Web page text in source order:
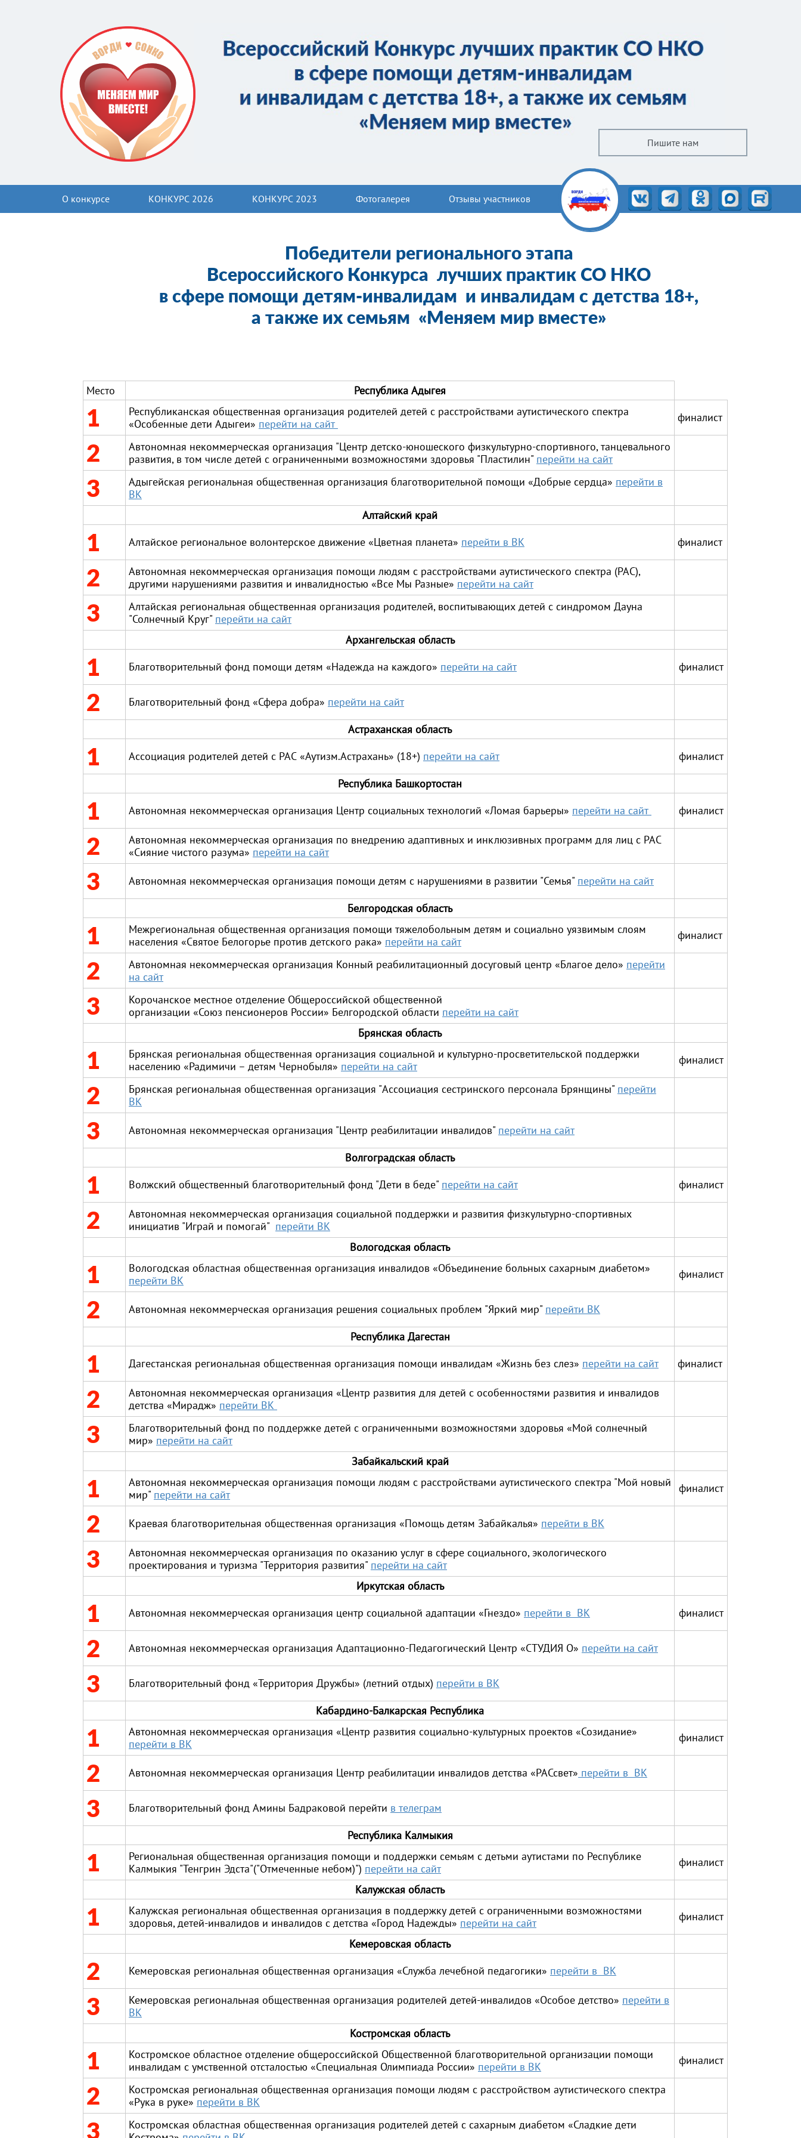
Пишите нам
О конкурсе КОНКУРС 2026 КОНКУРС 2023 Фотогалерея Отзывы участников
Победители регионального этапа
Всероссийского Конкурса лучших практик СО НКО
в сфере помощи детям-инвалидам и инвалидам с детства 18+,
а также их семьям «Меняем мир вместе»
Место Республика Адыгея
1
Республиканская общественная организация родителей детей с расстройствами аутистического спектра
«Особенные дети Адыгеи» перейти на сайт финалист
2
Автономная некоммерческая организация "Центр детско-юношеского физкультурно-спортивного, танцевального
развития, в том числе детей с ограниченными возможностями здоровья "Пластилин" перейти на сайт
3 Адыгейская региональная общественная организация благотворительной помощи «Добрые сердца» перейти в
ВК
Алтайский край
1 Алтайское региональное волонтерское движение «Цветная планета» перейти в ВК финалист
2
Автономная некоммерческая организация помощи людям с расстройствами аутистического спектра (РАС),
другими нарушениями развития и инвалидностью «Все Мы Разные» перейти на сайт
3
Алтайская региональная общественная организация родителей, воспитывающих детей с синдромом Дауна
"Солнечный Круг" перейти на сайт
Архангельская область
1 Благотворительный фонд помощи детям «Надежда на каждого» перейти на сайт финалист
2 Благотворительный фонд «Сфера добра» перейти на сайт
Астраханская область
1 Ассоциация родителей детей с РАС «Аутизм.Астрахань» (18+) перейти на сайт
финалист
Республика Башкортостан
1 Автономная некоммерческая организация Центр социальных технологий «Ломая барьеры» перейти на сайт финалист
2
Автономная некоммерческая организация по внедрению адаптивных и инклюзивных программ для лиц с РАС
«Сияние чистого разума» перейти на сайт
3 Автономная некоммерческая организация помощи детям с нарушениями в развитии "Семья" перейти на сайт
Белгородская область
1
Межрегиональная общественная организация помощи тяжелобольным детям и социально уязвимым слоям
населения «Святое Белогорье против детского рака» перейти на сайт финалист
2 Автономная некоммерческая организация Конный реабилитационный досуговый центр «Благое дело» перейти
на сайт
3
Корочанское местное отделение Общероссийской общественной
организации «Союз пенсионеров России» Белгородской области перейти на сайт
Брянская область
1
Брянская региональная общественная организация социальной и культурно-просветительской поддержки
населению «Радимичи – детям Чернобыля» перейти на сайт финалист
2 Брянская региональная общественная организация "Ассоциация сестринского персонала Брянщины" перейти
ВК
3 Автономная некоммерческая организация "Центр реабилитации инвалидов" перейти на сайт
Волгоградская область
1 Волжский общественный благотворительный фонд "Дети в беде" перейти на сайт финалист
2
Автономная некоммерческая организация социальной поддержки и развития физкультурно-спортивных
инициатив "Играй и помогай" перейти ВК
Вологодская область
1
Вологодская областная общественная организация инвалидов «Объединение больных сахарным диабетом»
перейти ВК
финалист
2 Автономная некоммерческая организация решения социальных проблем "Яркий мир" перейти ВК
Республика Дагестан
1 Дагестанская региональная общественная организация помощи инвалидам «Жизнь без слез» перейти на сайт финалист
2
Автономная некоммерческая организация «Центр развития для детей с особенностями развития и инвалидов
детства «Мирадж» перейти ВК
3
Благотворительный фонд по поддержке детей с ограниченными возможностями здоровья «Мой солнечный
мир» перейти на сайт
Забайкальский край
1
Автономная некоммерческая организация помощи людям с расстройствами аутистического спектра "Мой новый
мир" перейти на сайт финалист
2 Краевая благотворительная общественная организация «Помощь детям Забайкалья» перейти в ВК
3
Автономная некоммерческая организация по оказанию услуг в сфере социального, экологического
проектирования и туризма "Территория развития" перейти на сайт
Иркутская область
1 Автономная некоммерческая организация центр социальной адаптации «Гнездо» перейти в ВК финалист
2 Автономная некоммерческая организация Адаптационно-Педагогический Центр «СТУДИЯ О» перейти на сайт
3 Благотворительный фонд «Территория Дружбы» (летний отдых) перейти в ВК
Кабардино-Балкарская Республика
1
Автономная некоммерческая организация «Центр развития социально-культурных проектов «Созидание»
перейти в ВК
финалист
2 Автономная некоммерческая организация Центр реабилитации инвалидов детства «РАСсвет» перейти в ВК
3 Благотворительный фонд Амины Бадраковой перейти в телеграм
Республика Калмыкия
1
Региональная общественная организация помощи и поддержки семьям с детьми аутистами по Республике
Калмыкия "Тенгрин Эдста"("Отмеченные небом)") перейти на сайт
финалист
Калужская область
1
Калужская региональная общественная организация в поддержку детей с ограниченными возможностями
здоровья, детей-инвалидов и инвалидов с детства «Город Надежды» перейти на сайт
финалист
Кемеровская область
2 Кемеровская региональная общественная организация «Служба лечебной педагогики» перейти в ВК
3 Кемеровская региональная общественная организация родителей детей-инвалидов «Особое детство» перейти в
ВК
Костромская область
1
Костромское областное отделение общероссийской Общественной благотворительной организации помощи
инвалидам с умственной отсталостью «Специальная Олимпиада России» перейти в ВК финалист
2
Костромская региональная общественная организация помощи людям с расстройством аутистического спектра
«Рука в руке» перейти в ВК
3
Костромская областная общественная организация родителей детей с сахарным диабетом «Сладкие дети